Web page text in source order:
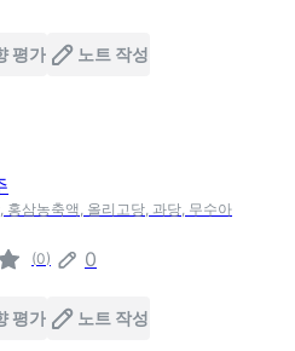
평가 노트 작성
홍삼농축액, 올리고당, 과당, 무수아
(0) 0
평가 노트 작성